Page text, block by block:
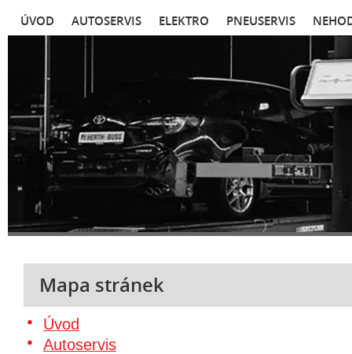
ÚVOD AUTOSERVIS ELEKTRO PNEUSERVIS
Mapa stránek
Úvod
Autoservis